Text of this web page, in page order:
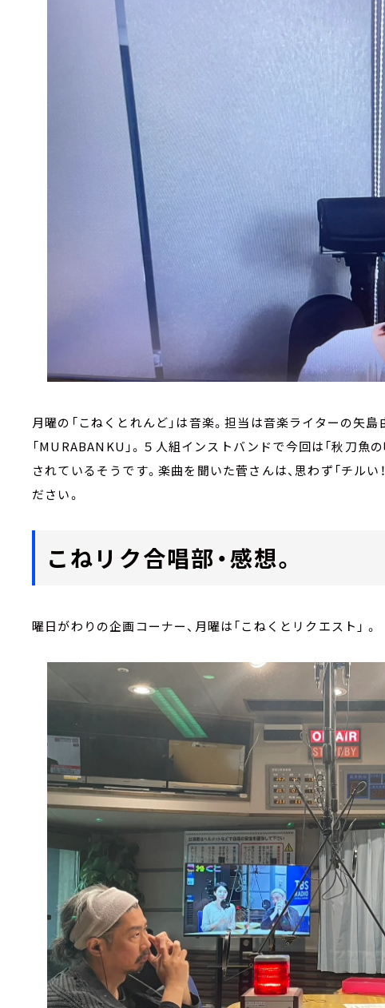
月曜の「こねくとれんど」は音楽。担当は音楽ライターの矢
「MURABANKU」。５人組インストバンドで今回は「秋刀魚
されているそうです。楽曲を聞いた菅さんは、思わず「チルい
ださい。
こねリク合唱部・感想。
曜日がわりの企画コーナー、月曜は「こねくとリクエスト」 。